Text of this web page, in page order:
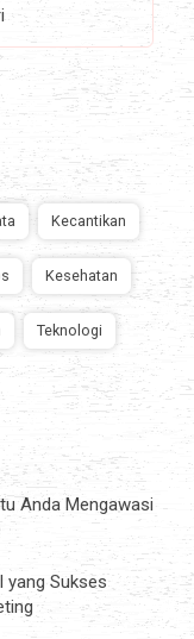
Kecantikan
Kesehatan
Teknologi
Anda Mengawasi
yang Sukses